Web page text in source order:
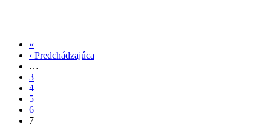
Stránkovanie
«
strana
‹ Predchádzajúca
…
3
4
5
6
7